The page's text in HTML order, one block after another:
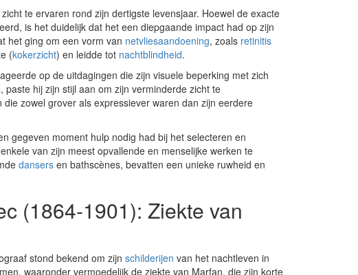
te ervaren rond zijn dertigste levensjaar. Hoewel de exacte
is het duidelijk dat het een diepgaande impact had op zijn
het ging om een vorm van netvliesaandoening, zoals retinitis
(kokerzicht) en leidde tot nachtblindheid.
op de uitdagingen die zijn visuele beperking met zich
hij zijn stijl aan om zijn verminderde zicht te
zowel grover als expressiever waren dan zijn eerdere
gegeven moment hulp nodig had bij het selecteren en
van zijn meest opvallende en menselijke werken te
dansers en bathscènes, bevatten een unieke ruwheid en
(1864-1901): Ziekte van
stond bekend om zijn schilderijen van het nachtleven in
waaronder vermoedelijk de ziekte van Marfan, die zijn korte